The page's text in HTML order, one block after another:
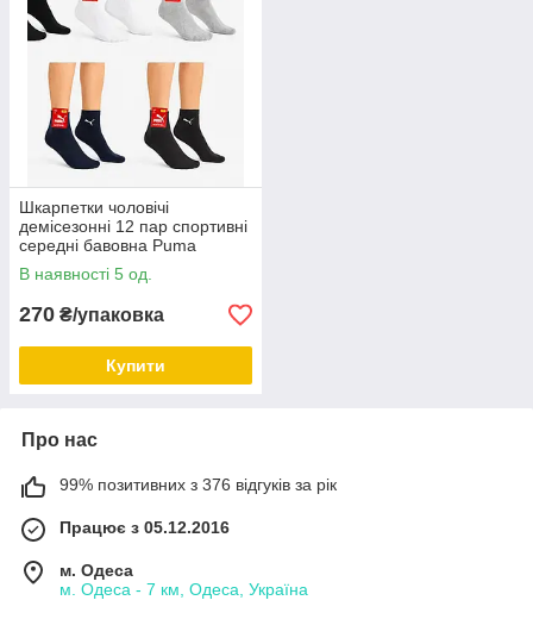
Шкарпетки чоловічі
демісезонні 12 пар спортивні
середні бавовна Puma
Туреччина розмір 41-44 мікс
кольорів
В наявності 5 од.
270 ₴/упаковка
Купити
Про нас
99% позитивних з 376 відгуків за рік
Працює з 05.12.2016
м. Одеса
м. Одеса - 7 км, Одеса, Україна